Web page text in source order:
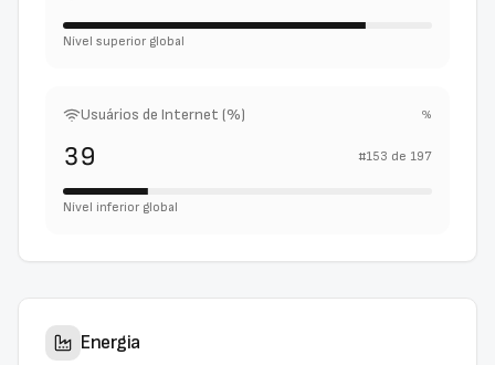
Nível superior global
Usuários de Internet (%) %
39 #153 de 197
Nível inferior global
Energia